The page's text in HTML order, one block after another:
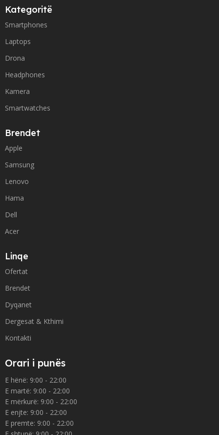
Kategoritë
Smartphones
Laptops
Drona
Headphones
Kamera
Smartwatches
Brendet
Apple
Samsung
Lenovo
Hama
Dell
Acer
Linqe
Ofertat
Brendet
Dyqanet
Dergesat & Kthimi
Kontakti
Orari i punës
E hënë: 9:00 - 22:00
E martë: 9:00 - 22:00
E mërkurë: 9:00 - 22:00
E enjte: 9:00 - 22:00
E premte: 9:00 - 22:00